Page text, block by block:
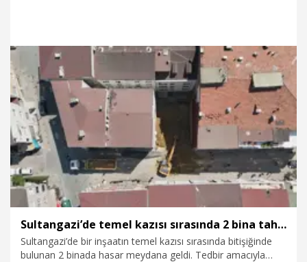
dünyasına sunuldu.
8.08.2026 Gündem
Sultangazi’de temel kazısı sırasında 2 bina tahliye edildi
Sultangazi’de bir inşaatın temel kazısı sırasında bitişiğinde
bulunan 2 binada hasar meydana geldi. Tedbir amacıyla